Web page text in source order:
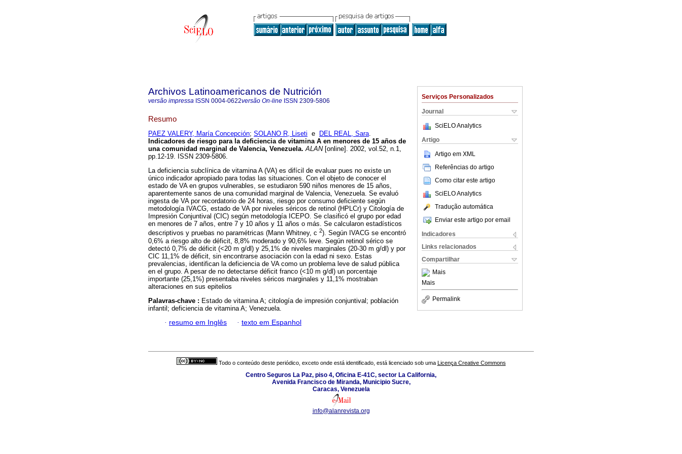
Serviços Personalizados
Journal
SciELO Analytics
Artigo
Artigo em XML
Referências do artigo
Como citar este artigo
SciELO Analytics
Tradução automática
Enviar este artigo por email
Indicadores
Links relacionados
Compartilhar
Mais
Mais
Permalink
Archivos Latinoamericanos de Nutrición
versão impressa ISSN 0004-0622versão On-line ISSN 2309-5806
Resumo
PAEZ VALERY, María Concepción; SOLANO R, Liseti e DEL REAL, Sara.
Indicadores de riesgo para la deficiencia de vitamina A en menores de 15 años de
una comunidad marginal de Valencia, Venezuela. ALAN[online]. 2002, vol.52, n.1,
pp.12-19. ISSN 2309-5806.
La deficiencia subclínica de vitamina A (VA) es difícil de evaluar pues no existe un
único indicador apropiado para todas las situaciones. Con el objeto de conocer el
estado de VA en grupos vulnerables, se estudiaron 590 niños menores de 15 años,
aparentemente sanos de una comunidad marginal de Valencia, Venezuela. Se evaluó
ingesta de VA por recordatorio de 24 horas, riesgo por consumo deficiente según
metodología IVACG, estado de VA por niveles séricos de retinol (HPLCr) y Citología de
Impresión Conjuntival (CIC) según metodología ICEPO. Se clasificó el grupo por edad
en menores de 7 años, entre 7 y 10 años y 11 años o más. Se calcularon estadísticos
descriptivos y pruebas no paramétricas (Mann Whitney, c 2). Según IVACG se encontró
0,6% a riesgo alto de déficit, 8,8% moderado y 90,6% leve. Según retinol sérico se
detectó 0,7% de déficit (<20 m g/dl) y 25,1% de niveles marginales (20-30 m g/dl) y por
CIC 11,1% de déficit, sin encontrarse asociación con la edad ni sexo. Estas
prevalencias, identifican la deficiencia de VA como un problema leve de salud pública
en el grupo. A pesar de no detectarse déficit franco (<10 m g/dl) un porcentaje
importante (25,1%) presentaba niveles séricos marginales y 11,1% mostraban
alteraciones en sus epitelios
Palavras-chave : Estado de vitamina A; citología de impresión conjuntival; población
infantil; deficiencia de vitamina A; Venezuela.
· resumo em Inglês · texto em Espanhol
Todo o conteúdo deste periódico, exceto onde está identificado, está licenciado sob uma Licença Creative Commons
Centro Seguros La Paz, piso 4, Oficina E-41C, sector La California,
Avenida Francisco de Miranda, Municipio Sucre,
Caracas, Venezuela
info@alanrevista.org